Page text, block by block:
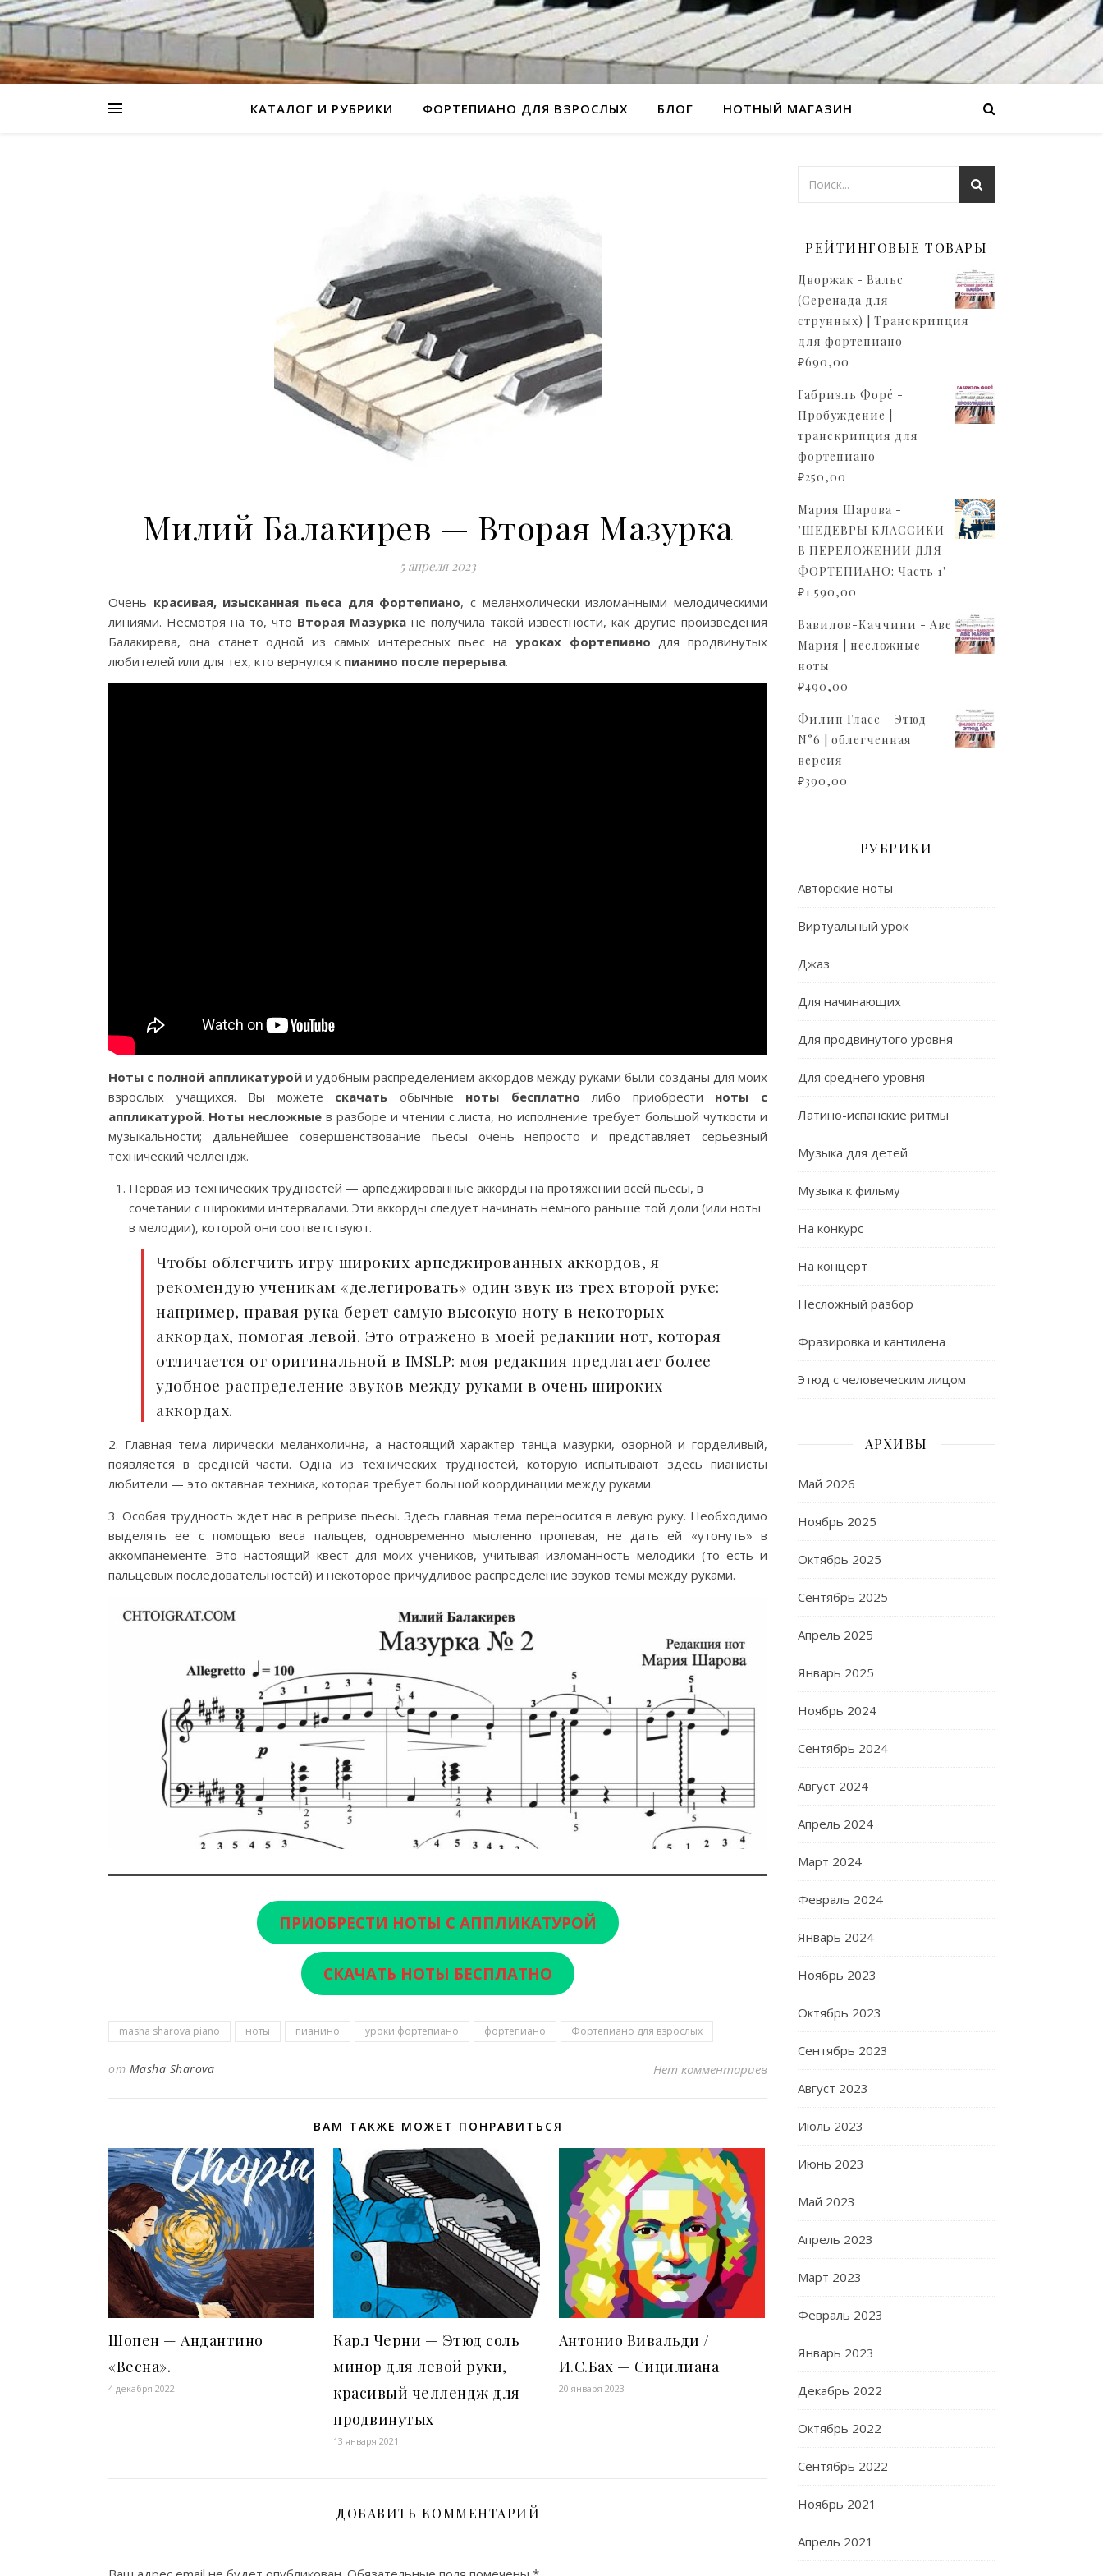
КАТАЛОГ И РУБРИКИ ФОРТЕПИАНО ДЛЯ ВЗРОСЛЫХ БЛОГ НОТНЫЙ МАГАЗИН
Милий Балакирев — Вторая Мазурка
5 апреля 2023
Очень красивая, изысканная пьеса для фортепиано, с меланхолически изломанными мелодическими
линиями. Несмотря на то, что Вторая Мазурка не получила такой известности, как другие произведения
Балакирева, она станет одной из самых интересных пьес на уроках фортепиано для продвинутых
любителей или для тех, кто вернулся к пианино после перерыва.
Ноты с полной аппликатуройи удобным распределением аккордов между руками были созданы для моих
взрослых учащихся. Вы можете скачать обычные ноты бесплатно либо приобрести ноты с
аппликатурой. Ноты несложныев разборе и чтении с листа, но исполнение требует большой чуткости и
музыкальности; дальнейшее совершенствование пьесы очень непросто и представляет серьезный
технический челлендж.
Первая из технических трудностей — арпеджированные аккорды на протяжении всей пьесы, в
сочетании с широкими интервалами. Эти аккорды следует начинать немного раньше той доли (или ноты
в мелодии), которой они соответствуют.
Чтобы облегчить игру широких арпеджированных аккордов, я
рекомендую ученикам «делегировать» один звук из трех второй руке:
например, правая рука берет самую высокую ноту в некоторых
аккордах, помогая левой. Это отражено в моей редакции нот, которая
отличается от оригинальной в IMSLP: моя редакция предлагает более
удобное распределение звуков между руками в очень широких
аккордах.
2. Главная тема лирически меланхолична, а настоящий характер танца мазурки, озорной и горделивый,
появляется в средней части. Одна из технических трудностей, которую испытывают здесь пианисты
любители — это октавная техника, которая требует большой координации между руками.
3. Особая трудность ждет нас в репризе пьесы. Здесь главная тема переносится в левую руку. Необходимо
выделять ее с помощью веса пальцев, одновременно мысленно пропевая, не дать ей «утонуть» в
аккомпанементе. Это настоящий квест для моих учеников, учитывая изломанность мелодики (то есть и
пальцевых последовательностей) и некоторое причудливое распределение звуков темы между руками.
ПРИОБРЕСТИ НОТЫ С АППЛИКАТУРОЙ
СКАЧАТЬ НОТЫ БЕСПЛАТНО
masha sharova piano ноты пианино уроки фортепиано фортепиано Фортепиано для взрослых
от Masha Sharova Нет комментариев
ВАМ ТАКЖЕ МОЖЕТ ПОНРАВИТЬСЯ
Шопен — Андантино
«Весна».
4 декабря 2022
Карл Черни — Этюд соль
минор для левой руки,
красивый челлендж для
продвинутых
13 января 2021
Антонио Вивальди /
И.С.Бах — Сицилиана
20 января 2023
ДОБАВИТЬ КОММЕНТАРИЙ
РЕЙТИНГОВЫЕ ТОВАРЫ
Дворжак - Вальс
(Серенада для
струнных) | Транскрипция
для фортепиано
₽690,00
Габриэль Форé -
Пробуждение |
транскрипция для
фортепиано
₽250,00
Мария Шарова -
"ШЕДЕВРЫ КЛАССИКИ
В ПЕРЕЛОЖЕНИИ ДЛЯ
ФОРТЕПИАНО: Часть 1"
₽1.590,00
Вавилов-Каччини - Аве
Мария | несложные
ноты
₽490,00
Филип Гласс - Этюд
N°6 | облегченная
версия
₽390,00
РУБРИКИ
Авторские ноты
Виртуальный урок
Джаз
Для начинающих
Для продвинутого уровня
Для среднего уровня
Латино-испанские ритмы
Музыка для детей
Музыка к фильму
На конкурс
На концерт
Несложный разбор
Фразировка и кантилена
Этюд с человеческим лицом
АРХИВЫ
Май 2026
Ноябрь 2025
Октябрь 2025
Сентябрь 2025
Апрель 2025
Январь 2025
Ноябрь 2024
Сентябрь 2024
Август 2024
Апрель 2024
Март 2024
Февраль 2024
Январь 2024
Ноябрь 2023
Октябрь 2023
Сентябрь 2023
Август 2023
Июль 2023
Июнь 2023
Май 2023
Апрель 2023
Март 2023
Февраль 2023
Январь 2023
Декабрь 2022
Октябрь 2022
Сентябрь 2022
Ноябрь 2021
Апрель 2021